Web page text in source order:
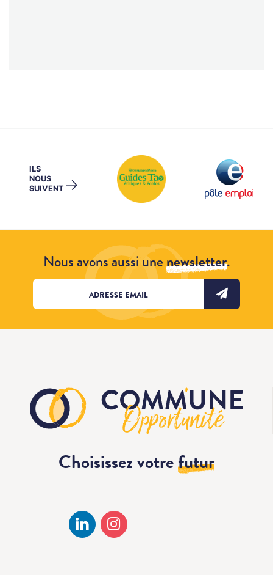
ILS
NOUS
SUIVENT →
Nous avons aussi unenewsletter.
Choisissez votrefutur